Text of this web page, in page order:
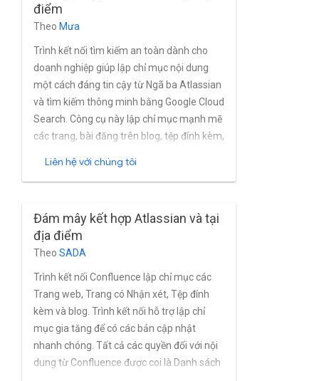
điểm
Theo Mưa
Trình kết nối tìm kiếm an toàn dành cho
doanh nghiệp giúp lập chỉ mục nội dung
một cách đáng tin cậy từ Ngã ba Atlassian
và tìm kiếm thông minh bằng Google Cloud
Search. Công cụ này lập chỉ mục mạnh mẽ
các trang, bài đăng trên blog, tệp đính kèm,
trung tâm để gắn các thẻ từ cơ sở hạ tầng
Tính năng quản lý nhóm và người dùng
tích hợp của Atlassian Confluence, cũng
như dưới dạng lượt cài đặt Confluence dựa
trên Active Directory và các dịch vụ thư
mục.
Liên hệ với chúng tôi
Đám mây kết hợp Atlassian và tại
địa điểm
Theo SADA
Trình kết nối Confluence lập chỉ mục các
Trang web, Trang có Nhận xét, Tệp đính
kèm và blog. Trình kết nối hỗ trợ lập chỉ
mục gia tăng để có các bản cập nhật
nhanh chóng. Tất cả các quyền đối với nội
dung từ Confluence được coi là Danh sách